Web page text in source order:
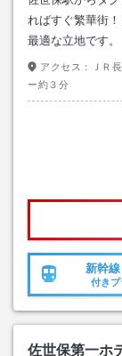
ればすぐ繁華街
最適な立地です。
アクセス：
ＪＲ
ー約３分
新幹
付き
佐世保第一ホ